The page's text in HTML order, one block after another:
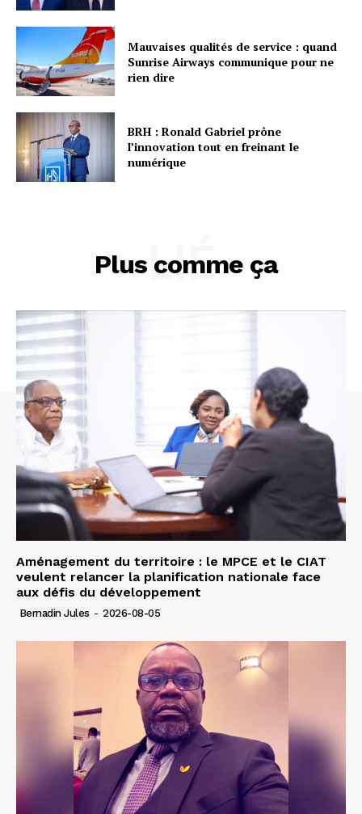
Mauvaises qualités de service : quand
Sunrise Airways communique pour ne
rien dire
BRH : Ronald Gabriel prône
l’innovation tout en freinant le
numérique
Plus comme ça
LIÉ
Aménagement du territoire : le MPCE et le CIAT
veulent relancer la planification nationale face
aux défis du développement
Bernadin Jules - 2026-08-05